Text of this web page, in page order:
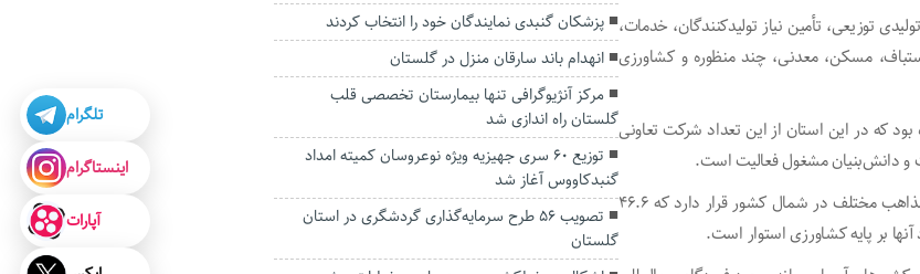
توزیعی، تأمین نیاز تولیدکنندگان، خدمات،
مسکن، معدنی، چند منظوره و کشاورزی
که در این استان از این تعداد شرکت تعاونی
استان گلستان با یک میلیون و ۸۶۹ هزار نفر جمعیت متشکل از اقوام و مذاهب مختلف در شمال کشور قرار دارد که ۴۶.۶
بر پایه کشاورزی استوار است.
پزشکان گنبدی نمایندگان خود را انتخاب کردند
انهدام باند سارقان منزل در گلستان
مرکز آنژیوگرافی تنها بیمارستان تخصصی قلب
گلستان راه اندازی شد
توزیع ۶۰ سری جهیزیه ویژه نوعروسان کمیته امداد
گنبدکاووس آغاز شد
تصویب ۵۶ طرح سرمایه‌گذاری گردشگری در استان
گلستان
تلگرام
اینستاگرام
آپارات